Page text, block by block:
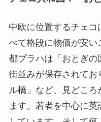
中欧に位置するチェ
べて格段に物価が安
都プラハは「おとぎ
街並みが保存されてお
ル橋」など、見どこ
ます。若者を中心に